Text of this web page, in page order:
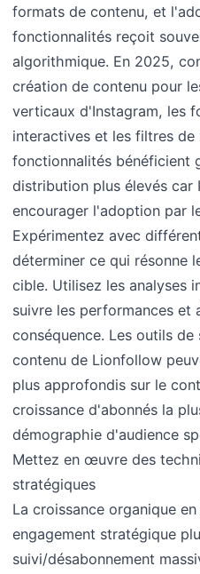
formats de contenu, et
fonctionnalités reçoit
algorithmique. En 2025,
création de contenu pour
verticaux d'Instagram, les
interactives et les filtres de
fonctionnalités bénéficient
distribution plus élevés car
encourager l'adoption par
Expérimentez avec
déterminer ce qui résonne
cible. Utilisez les analyses
suivre les performances et
conséquence. Les outils
contenu de Lionfollow
plus approfondis sur le
croissance d'abonnés la
démographie d'audience
Mettez en œuvre des
stratégiques
La croissance organique
engagement stratégique
suivi/désabonnement